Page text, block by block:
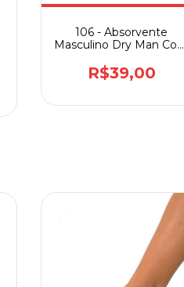
106 - Absorvente
Masculino Dry Man Com
R$39,00